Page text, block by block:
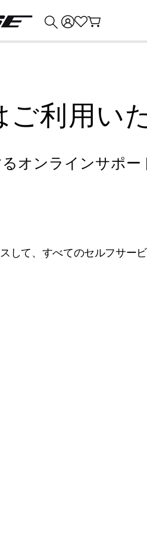
利用い
オンラインサポー
して、すべてのセルフサー